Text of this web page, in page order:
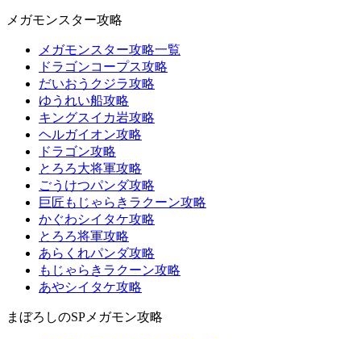
メガモンスター攻略
メガモンスター攻略一覧
ドラゴンコープス攻略
だいおうクジラ攻略
ゆうれい船攻略
キングスイカ岩攻略
ヘルガイオン攻略
ドラゴン攻略
とろろ大将軍攻略
ごうけつパンダ攻略
巨匠もじゃらきラクーン攻略
かぐわシイタケ攻略
とろろ将軍攻略
あらくれパンダ攻略
もじゃらきラクーン攻略
あやシイタケ攻略
まぼろしのSPメガモン攻略